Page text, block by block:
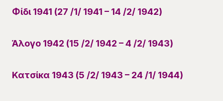
Φίδι 1941 (27 /1/ 1941 – 14 /2/ 1942)
Άλογο 1942 (15 /2/ 1942 – 4 /2/ 1943)
Κατσίκα 1943 (5 /2/ 1943 – 24 /1/ 1944)